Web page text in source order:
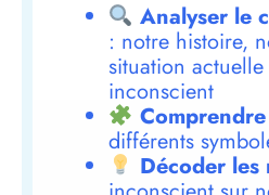
Analyser le
: notre histoire,
situation
inconscient
différents
Décoder les